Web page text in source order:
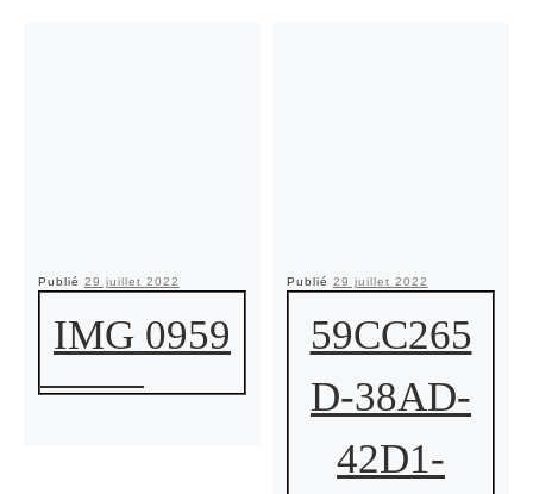
Publié 29 juillet 2022
IMG 0959
Publié 29 juillet 2022
59CC265
D-38AD-
42D1-